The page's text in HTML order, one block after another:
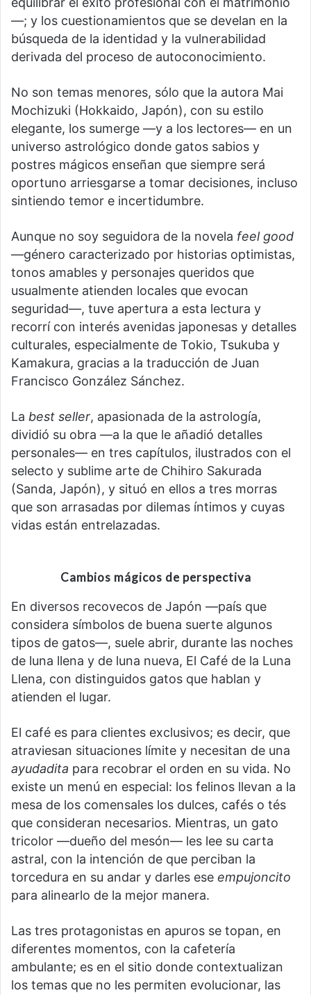
—; y los cuestionamientos que se develan en la
búsqueda de la identidad y la vulnerabilidad
derivada del proceso de autoconocimiento.
No son temas menores, sólo que la autora Mai
Mochizuki (Hokkaido, Japón), con su estilo
elegante, los sumerge —y a los lectores— en un
universo astrológico donde gatos sabios y
postres mágicos enseñan que siempre será
oportuno arriesgarse a tomar decisiones, incluso
sintiendo temor e incertidumbre.
Aunque no soy seguidora de la novela feel good
—género caracterizado por historias optimistas,
tonos amables y personajes queridos que
usualmente atienden locales que evocan
seguridad—, tuve apertura a esta lectura y
recorrí con interés avenidas japonesas y detalles
culturales, especialmente de Tokio, Tsukuba y
Kamakura, gracias a la traducción de Juan
Francisco González Sánchez.
La best seller, apasionada de la astrología,
dividió su obra —a la que le añadió detalles
personales— en tres capítulos, ilustrados con el
selecto y sublime arte de Chihiro Sakurada
(Sanda, Japón), y situó en ellos a tres morras
que son arrasadas por dilemas íntimos y cuyas
vidas están entrelazadas.
Cambios mágicos de perspectiva
En diversos recovecos de Japón —país que
considera símbolos de buena suerte algunos
tipos de gatos—, suele abrir, durante las noches
de luna llena y de luna nueva, El Café de la Luna
Llena, con distinguidos gatos que hablan y
atienden el lugar.
El café es para clientes exclusivos; es decir, que
atraviesan situaciones límite y necesitan de una
ayudadita para recobrar el orden en su vida. No
existe un menú en especial: los felinos llevan a la
mesa de los comensales los dulces, cafés o tés
que consideran necesarios. Mientras, un gato
tricolor —dueño del mesón— les lee su carta
astral, con la intención de que perciban la
torcedura en su andar y darles ese empujoncito
para alinearlo de la mejor manera.
Las tres protagonistas en apuros se topan, en
diferentes momentos, con la cafetería
ambulante; es en el sitio donde contextualizan
los temas que no les permiten evolucionar, las